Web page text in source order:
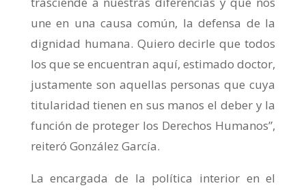
une en una causa común, la defensa de la
dignidad humana. Quiero decirle que todos
los que se encuentran aquí, estimado doctor,
justamente son aquellas personas que cuya
titularidad tienen en sus manos el deber y la
función de proteger los Derechos Humanos”,
reiteró González García.
La encargada de la política interior en el